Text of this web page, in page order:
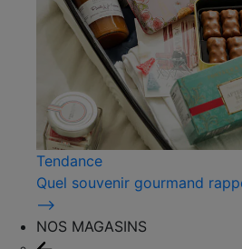
Tendance
Quel souvenir gourmand
⟶
NOS MAGASINS